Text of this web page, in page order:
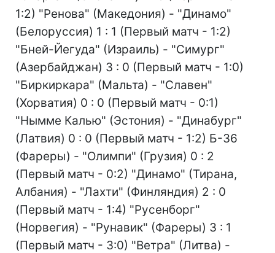
1:2) "Ренова" (Македония) - "Динамо"
(Белоруссия) 1 : 1 (Первый матч - 1:2)
"Бней-Йегуда" (Израиль) - "Симург"
(Азербайджан) 3 : 0 (Первый матч - 1:0)
"Биркиркара" (Мальта) - "Славен"
(Хорватия) 0 : 0 (Первый матч - 0:1)
"Нымме Калью" (Эстония) - "Динабург"
(Латвия) 0 : 0 (Первый матч - 1:2) Б-36
(Фареры) - "Олимпи" (Грузия) 0 : 2
(Первый матч - 0:2) "Динамо" (Тирана,
Албания) - "Лахти" (Финляндия) 2 : 0
(Первый матч - 1:4) "Русенборг"
(Норвегия) - "Рунавик" (Фареры) 3 : 1
(Первый матч - 3:0) "Ветра" (Литва) -